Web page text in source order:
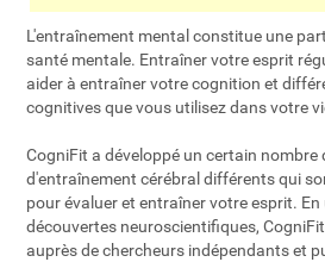
L'entraînement mental constitue une
santé mentale. Entraîner votre esprit
aider à entraîner votre cognition et
cognitives que vous utilisez dans votre
CogniFit a développé un certain nombre
d'entraînement cérébral différents qui
pour évaluer et entraîner votre esprit.
découvertes neuroscientifiques,
auprès de chercheurs indépendants et